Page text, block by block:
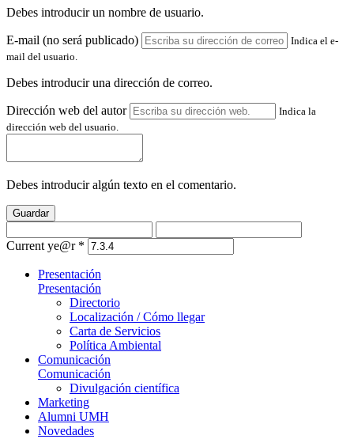
Debes introducir un nombre de usuario.
E-mail (no será publicado)
Indica el e-
mail del usuario.
Debes introducir una dirección de correo.
Dirección web del autor
Indica la
dirección web del usuario.
Debes introducir algún texto en el comentario.
Guardar
Current ye@r *
Presentación
Presentación
Directorio
Localización / Cómo llegar
Carta de Servicios
Política Ambiental
Comunicación
Comunicación
Divulgación científica
Marketing
Alumni UMH
Novedades